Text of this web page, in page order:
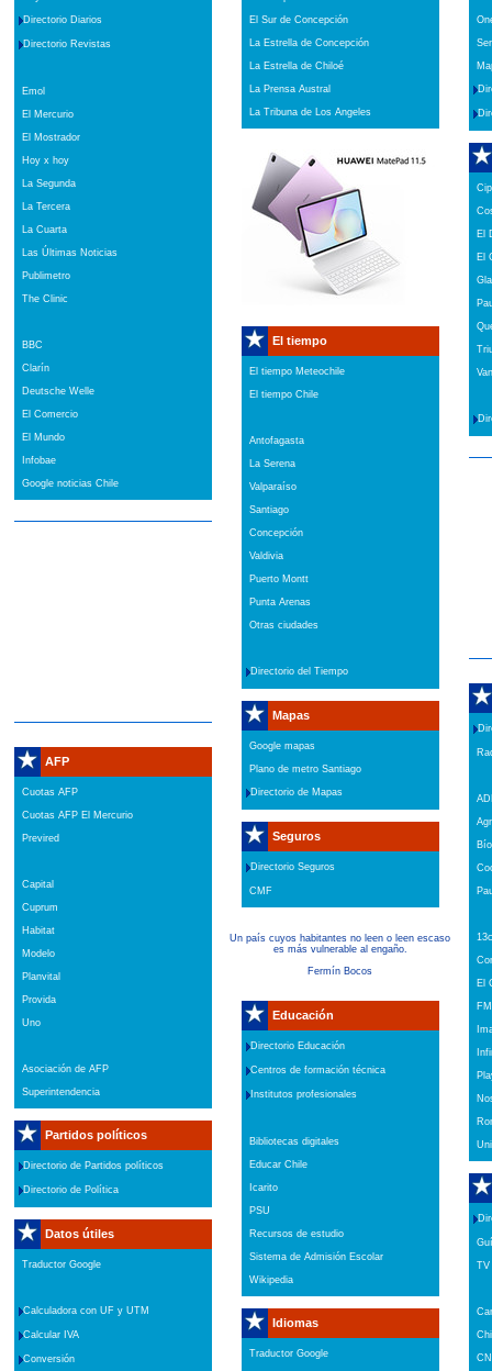
Directorio Diarios
Directorio Revistas
Emol
El Mercurio
El Mostrador
Hoy x hoy
La Segunda
La Tercera
La Cuarta
Las Últimas Noticias
Publimetro
The Clinic
BBC
Clarín
Deutsche Welle
El Comercio
El Mundo
Infobae
Google noticias Chile
AFP
Cuotas AFP
Cuotas AFP El Mercurio
Previred
Capital
Cuprum
Habitat
Modelo
Planvital
Provida
Uno
Asociación de AFP
Superintendencia
Partidos políticos
Directorio de Partidos políticos
Directorio de Política
Datos útiles
Traductor Google
Calculadora con UF y UTM
Calcular IVA
Conversión
El Sur de Concepción
La Estrella de Concepción
La Estrella de Chiloé
La Prensa Austral
La Tribuna de Los Angeles
El tiempo
El tiempo Meteochile
El tiempo Chile
Antofagasta
La Serena
Valparaíso
Santiago
Concepción
Valdivia
Puerto Montt
Punta Arenas
Otras ciudades
Directorio del Tiempo
Mapas
Google mapas
Plano de metro Santiago
Directorio de Mapas
Seguros
Directorio Seguros
CMF
Un país cuyos habitantes no leen o leen escaso
es más vulnerable al engaño.
Fermín Bocos
Educación
Directorio Educación
Centros de formación técnica
Institutos profesionales
Bibliotecas digitales
Educar Chile
Icarito
PSU
Recursos de estudio
Sistema de Admisión Escolar
Wikipedia
Idiomas
Traductor Google
El
El
El
TV